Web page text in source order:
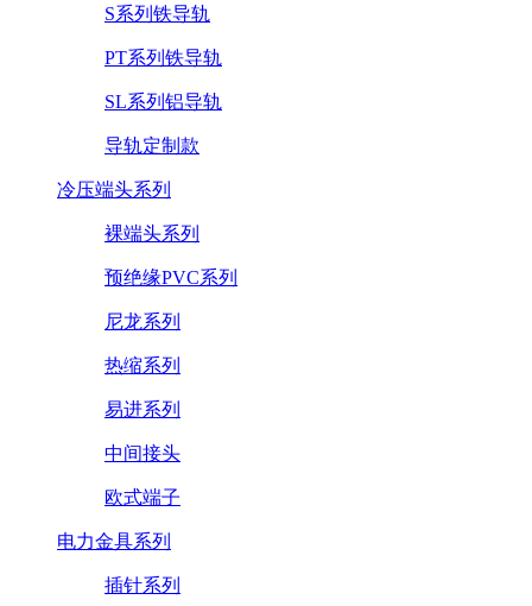
S系列铁导轨
PT系列铁导轨
SL系列铝导轨
导轨定制款
冷压端头系列
裸端头系列
预绝缘PVC系列
尼龙系列
热缩系列
易进系列
中间接头
欧式端子
电力金具系列
插针系列